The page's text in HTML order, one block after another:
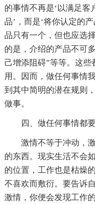
的事情不再是‘以满足
品’，而是‘将你认定的
品只有一个，但也应选
的是，介绍的产品不可
己增添阻碍”等等。这
用。因而，做任何事情
到其中简明的潜在规则
做事。
四、做任何事情都
激情不等于冲动，
的东西。现实生活不会
的位置，工作也是枯燥
不喜欢而敷衍。要告诉
激情，你便会发现工作